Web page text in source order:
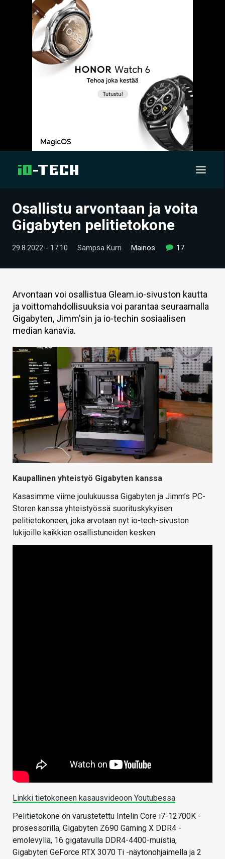
UUTISET
TIETOA
HINTA.FI
VAIHDA TEEMA
HAKU
Osallistu arvontaan ja voita
Gigabyten pelitietokone
29.8.2022 - 17:10 Sampsa Kurri Mainos 17
Arvontaan voi osallistua Gleam.io-sivuston kautta
ja voittomahdollisuuksia voi parantaa seuraamalla
Gigabyten, Jimm'sin ja io-techin sosiaalisen
median kanavia.
Kaupallinen yhteistyö Gigabyten kanssa
Kasasimme viime joulukuussa Gigabyten ja Jimm’s PC-
Storen kanssa yhteistyössä suorituskykyisen
pelitietokoneen, joka arvotaan nyt io-tech-sivuston
lukijoille kaikkien osallistuneiden kesken.
Linkki tietokoneen kasausvideoon Youtubessa
Pelitietokone on varustetettu Intelin Core i7-12700K -
prosessorilla, Gigabyten Z690 Gaming X DDR4 -
emolevyllä, 16 gigatavulla DDR4-4400-muistia,
Gigabyten GeForce RTX 3070 Ti -näytönohjaimella ja 2